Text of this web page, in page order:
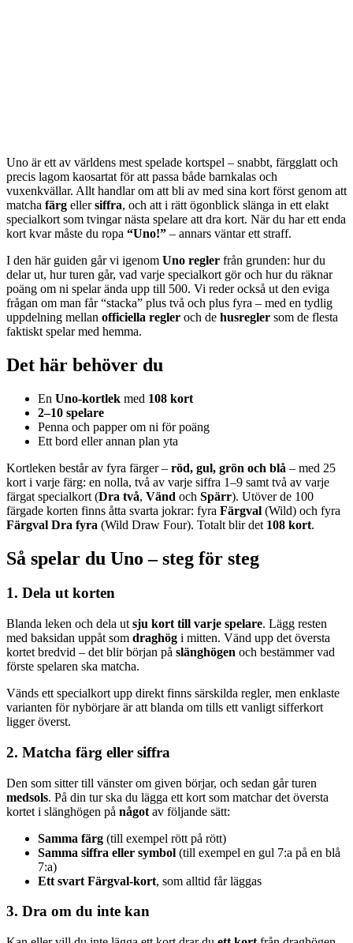
Uno är ett av världens mest spelade kortspel – snabbt, färgglatt och
precis lagom kaosartat för att passa både barnkalas och
vuxenkvällar. Allt handlar om att bli av med sina kort först genom att
matcha färg ellersiffra, och att i rätt ögonblick slänga in ett elakt
specialkort som tvingar nästa spelare att dra kort. När du har ett enda
kort kvar måste du ropa “Uno!” – annars väntar ett straff.
I den här guiden går vi igenom Uno regler från grunden: hur du
delar ut, hur turen går, vad varje specialkort gör och hur du räknar
poäng om ni spelar ända upp till 500. Vi reder också ut den eviga
frågan om man får “stacka” plus två och plus fyra – med en tydlig
uppdelning mellan officiella regler och de husregler som de flesta
faktiskt spelar med hemma.
Det här behöver du
En Uno-kortlek med 108 kort
2–10 spelare
Penna och papper om ni för poäng
Ett bord eller annan plan yta
Kortleken består av fyra färger – röd, gul, grön och blå – med 25
kort i varje färg: en nolla, två av varje siffra 1–9 samt två av varje
färgat specialkort (Dra två, Vänd och Spärr). Utöver de 100
färgade korten finns åtta svarta jokrar: fyra Färgval (Wild) och fyra
Färgval Dra fyra (Wild Draw Four). Totalt blir det 108 kort.
Så spelar du Uno – steg för steg
1. Dela ut korten
Blanda leken och dela ut sju kort till varje spelare. Lägg resten
med baksidan uppåt som draghög i mitten. Vänd upp det översta
kortet bredvid – det blir början på släng­högen och bestämmer vad
förste spelaren ska matcha.
Vänds ett specialkort upp direkt finns särskilda regler, men enklaste
varianten för nybörjare är att blanda om tills ett vanligt sifferkort
ligger överst.
2. Matcha färg eller siffra
Den som sitter till vänster om given börjar, och sedan går turen
medsols. På din tur ska du lägga ett kort som matchar det översta
kortet i släng­högen på något av följande sätt:
Samma färg (till exempel rött på rött)
Samma siffra eller symbol (till exempel en gul 7:a på en blå
7:a)
Ett svart Färgval-kort, som alltid får läggas
3. Dra om du inte kan